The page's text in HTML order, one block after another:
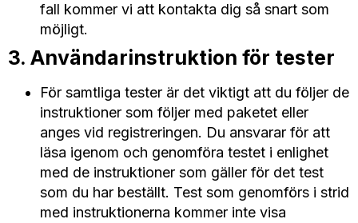
fall kommer vi att kontakta dig så snart som
möjligt.
3. Användarinstruktion för tester
För samtliga tester är det viktigt att du följer de
instruktioner som följer med paketet eller
anges vid registreringen. Du ansvarar för att
läsa igenom och genomföra testet i enlighet
med de instruktioner som gäller för det test
som du har beställt. Test som genomförs i strid
med instruktionerna kommer inte visa